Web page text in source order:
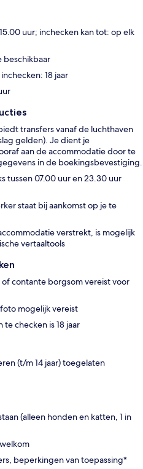
uur; inchecken kan tot: op elk
beschikbaar
18 jaar
transfers vanaf de luchthaven
gelden). Je dient je
aan de accommodatie door te
in de boekingsbevestiging.
tussen 07.00 uur en 23.30 uur
staat bij aankomst op je te
verstrekt, is mogelijk
vertaaltools
contante borgsom vereist voor
mogelijk vereist
checken is 18 jaar
(t/m 14 jaar) toegelaten
(alleen honden en katten, 1 in
beperkingen van toepassing*